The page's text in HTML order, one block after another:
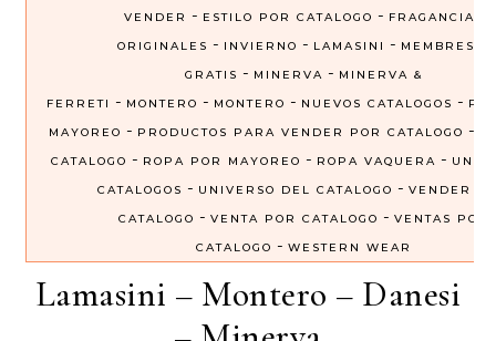
VENDER
- ESTILO POR CATALOGO - FRAGANCIAS
ORIGINALES - INVIERNO - LAMASINI - MEMBRESIA
GRATIS - MINERVA - MINERVA &
FERRETI
- MONTERO - MONTERO - NUEVOS CATALOGOS -
MAYOREO - PRODUCTOS PARA VENDER POR CATALOGO -
CATALOGO - ROPA POR MAYOREO - ROPA VAQUERA -
CATALOGOS - UNIVERSO DEL CATALOGO - VENDER
CATALOGO - VENTA POR CATALOGO - VENTAS POR
CATALOGO - WESTERN WEAR
Lamasini – Montero – Danesi